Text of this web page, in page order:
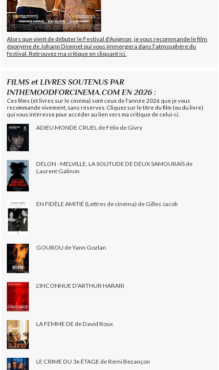
Alors que vient de débuter le Festival d'Avignon, je vous recommande le film
éponyme de Johann Dionnet qui vous immergera dans l'atmosphère du
festival. Retrouvez ma critique en cliquant ici.
FILMS et LIVRES SOUTENUS PAR
INTHEMOODFORCINEMA.COM EN 2026 :
Ces films (et livres sur le cinéma) sont ceux de l'année 2026 que je vous
recommande vivement, sans réserves. Cliquez sur le titre du film (ou du livre)
qui vous intéresse pour accéder au lien vers ma critique de celui-ci.
ADIEU MONDE CRUEL de Félix de Givry
DELON - MELVILLE, LA SOLITUDE DE DEUX SAMOURAÏS de
Laurent Galinon
EN FIDÈLE AMITIÉ (Lettres de cinéma) de Gilles Jacob
GOUROU de Yann Gozlan
L'INCONNUE D'ARTHUR HARARI
LA FEMME DE de David Roux
LE CRIME DU 3e ÉTAGE de Rémi Bezançon